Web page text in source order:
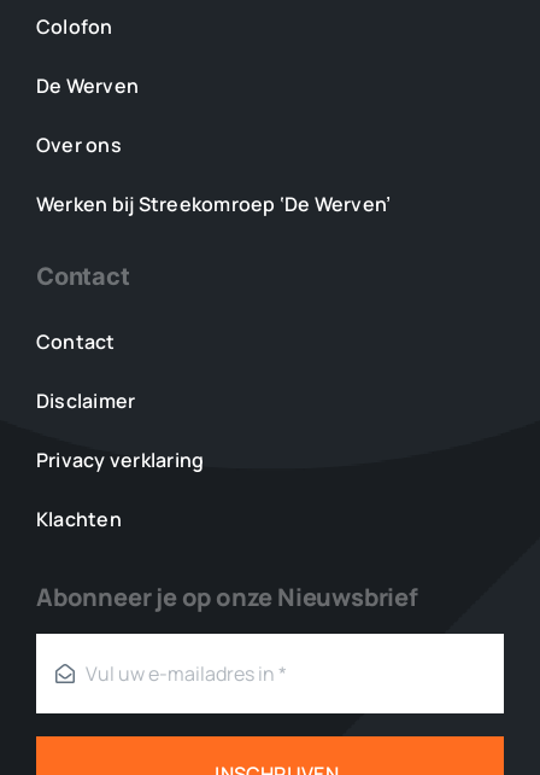
Colofon
De Werven
Over ons
Werken bij Streekomroep ‘De Werven’
Contact
Contact
Disclaimer
Privacy verklaring
Klachten
Abonneer je op onze Nieuwsbrief